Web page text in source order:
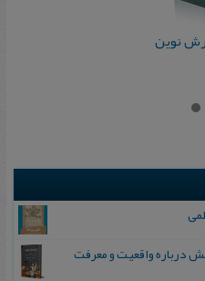
نوین
درباره واقعیت و معرفت